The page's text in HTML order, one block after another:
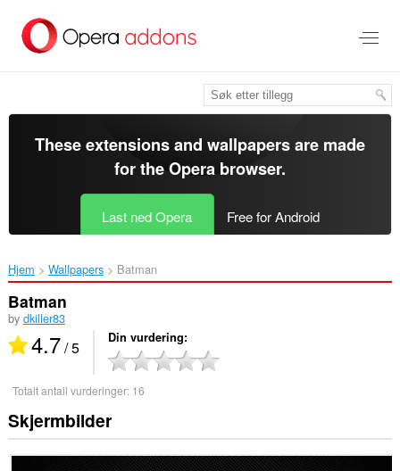
direkte
These extensions and wallpapers are made
for theOpera browser.
Last ned Opera Free for Android
Hjem Wallpapers Batman‎
Batman
by dkiller83
4.7/ 5 Din vurdering
Totalt antall vurderinger: 16
Skjermbilder